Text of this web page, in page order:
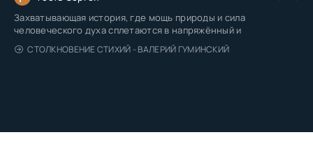
Захватывающая история, где мощь природы и сила
человеческого духа сплетаются в напряжённый и
СТОЛКНОВЕНИЕ СТИХИЙ - ВАЛЕРИЙ ГУМИНСКИЙ